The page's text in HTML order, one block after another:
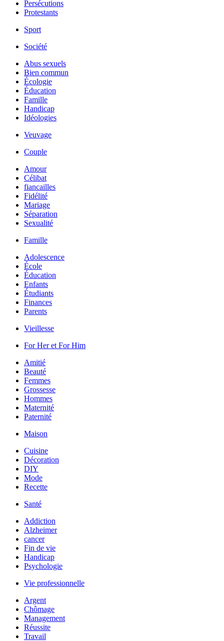
Persécutions
Protestants
Sport
Société
Abus sexuels
Bien commun
Écologie
Éducation
Famille
Handicap
Idéologies
Veuvage
Couple
Amour
Célibat
fiancailles
Fidélité
Mariage
Séparation
Sexualité
Famille
Adolescence
École
Éducation
Enfants
Étudiants
Finances
Parents
Vieillesse
For Her et For Him
Amitié
Beauté
Femmes
Grossesse
Hommes
Maternité
Paternité
Maison
Cuisine
Décoration
DIY
Mode
Recette
Santé
Addiction
Alzheimer
cancer
Fin de vie
Handicap
Psychologie
Vie professionnelle
Argent
Chômage
Management
Réussite
Travail